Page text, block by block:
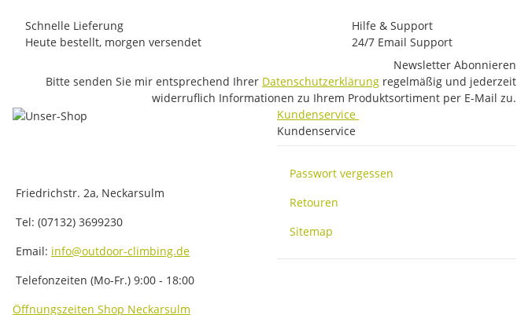
Schnelle Lieferung
Heute bestellt, morgen versendet
Hilfe & Support
24/7 Email Support
Newsletter Abonnieren
Bitte senden Sie mir entsprechend Ihrer Datenschutzerklärung regelmäßig und jederzeit
widerruflich Informationen zu Ihrem Produktsortiment per E-Mail zu.
Friedrichstr. 2a, Neckarsulm
Tel: (07132) 3699230
Email: info@outdoor-climbing.de
Telefonzeiten (Mo-Fr.) 9:00 - 18:00
Öffnungszeiten Shop Neckarsulm
Kundenservice
Kundenservice
Passwort vergessen
Retouren
Sitemap